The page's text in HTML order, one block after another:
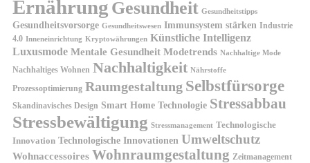
Ernährung Gesundheit Gesundheitstipps
Gesundheitsvorsorge Gesundheitswesen Immunsystem stärken Industrie
4.0 Inneneinrichtung Kryptowährungen Künstliche Intelligenz
Luxusmode Mentale Gesundheit Modetrends Nachhaltige Mode
Nachhaltiges Wohnen Nachhaltigkeit Nährstoffe
Prozessoptimierung Raumgestaltung Selbstfürsorge
Skandinavisches Design Smart Home Technologie Stressabbau
Stressbewältigung Stressmanagement Technologische
Innovation Technologische Innovationen Umweltschutz
Wohnaccessoires Wohnraumgestaltung Zeitmanagement